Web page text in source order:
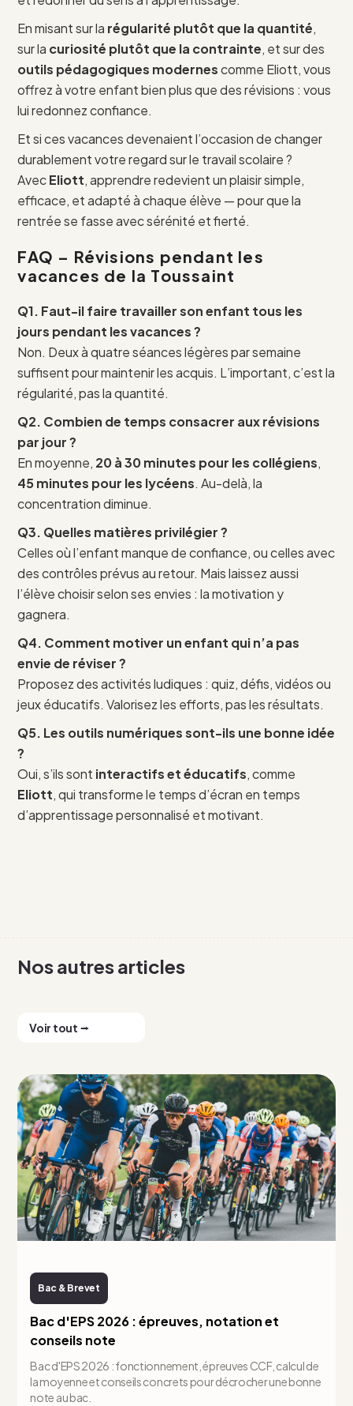
En misant sur la régularité plutôt que la quantité,
sur la curiosité plutôt que la contrainte, et sur des
outils pédagogiques modernescomme Eliott, vous
offrez à votre enfant bien plus que des révisions : vous
lui redonnez confiance.
Et si ces vacances devenaient l’occasion de changer
durablement votre regard sur le travail scolaire ?
AvecEliott, apprendre redevient un plaisir simple,
efficace, et adapté à chaque élève — pour que la
rentrée se fasse avec sérénité et fierté.
FAQ – Révisions pendant les
vacances de la Toussaint
Q1. Faut-il faire travailler son enfant tous les
jours pendant les vacances ?
Non. Deux à quatre séances légères par semaine
suffisent pour maintenir les acquis. L’important, c’est la
régularité, pas la quantité.
Q2. Combien de temps consacrer aux révisions
par jour ?
En moyenne, 20 à 30 minutes pour les collégiens,
45 minutes pour les lycéens. Au-delà, la
concentration diminue.
Q3. Quelles matières privilégier ?
Celles où l’enfant manque de confiance, ou celles avec
des contrôles prévus au retour. Mais laissez aussi
l’élève choisir selon ses envies : la motivation y
gagnera.
Q4. Comment motiver un enfant qui n’a pas
envie de réviser ?
Proposez des activités ludiques : quiz, défis, vidéos ou
jeux éducatifs. Valorisez les efforts, pas les résultats.
Q5. Les outils numériques sont-ils une bonne idée
?
Oui, s’ils sont interactifs et éducatifs, comme
Eliott, qui transforme le temps d’écran en temps
d’apprentissage personnalisé et motivant.
Nos autres articles
Voir tout ⭢
Bac & Brevet
Bac d'EPS 2026 : épreuves, notation et
conseils note
Bac d'EPS 2026 : fonctionnement, épreuves CCF, calcul de
la moyenne et conseils concrets pour décrocher une bonne
note au bac.